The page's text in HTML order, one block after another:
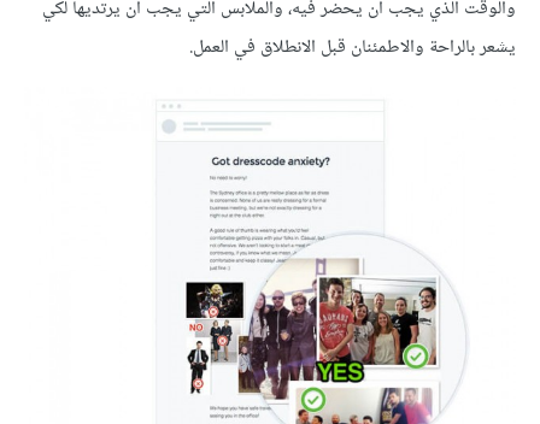
والوقت الذي يجب أن يحضر فيه، والملابس التي يجب أن يرتديها لكي
يشعر بالراحة والاطمئنان قبل الانطلاق في العمل.